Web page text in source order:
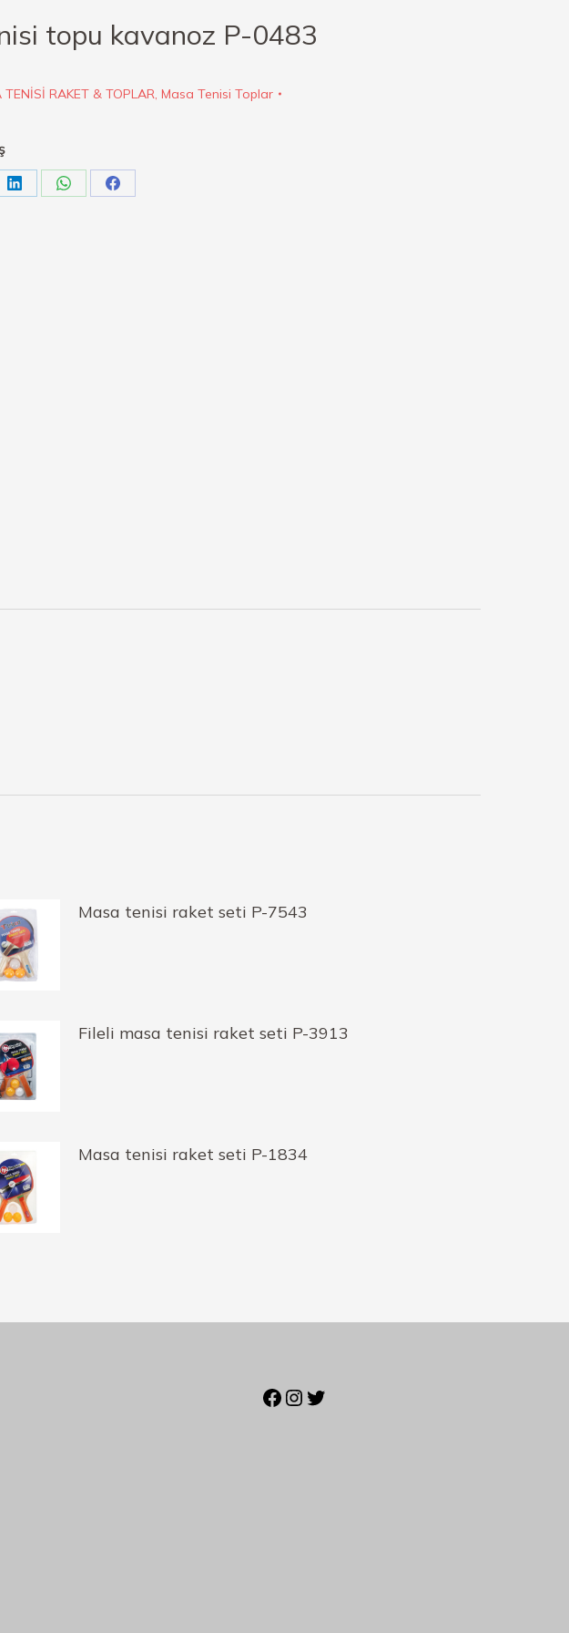
topu kavanoz P-0483
TENİSİ RAKET & TOPLAR, Masa Tenisi Toplar
Masa tenisi raket seti P-7543
Fileli masa tenisi raket seti P-3913
Masa tenisi raket seti P-1834